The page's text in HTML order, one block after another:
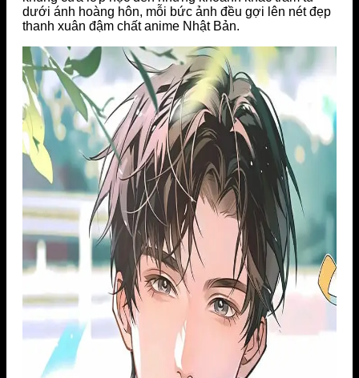
dưới ánh hoàng hôn, mỗi bức ảnh đều gợi lên nét đẹp
thanh xuân đậm chất anime Nhật Bản.